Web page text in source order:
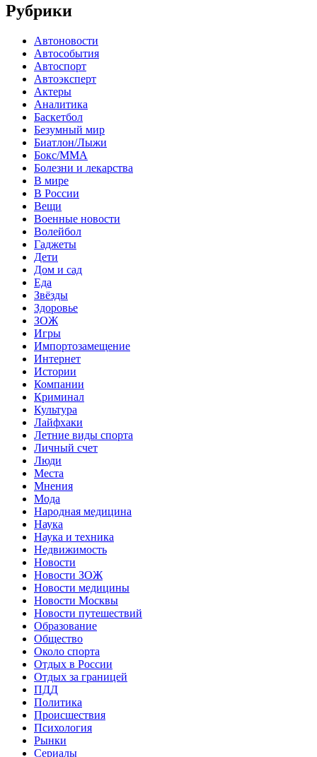
Рубрики
Автоновости
Автособытия
Автоспорт
Автоэксперт
Актеры
Аналитика
Баскетбол
Безумный мир
Биатлон/Лыжи
Бокс/MMA
Болезни и лекарства
В мире
В России
Вещи
Военные новости
Волейбол
Гаджеты
Дети
Дом и сад
Еда
Звёзды
Здоровье
ЗОЖ
Игры
Импортозамещение
Интернет
Истории
Компании
Криминал
Культура
Лайфхаки
Летние виды спорта
Личный счет
Люди
Места
Мнения
Мода
Народная медицина
Наука
Наука и техника
Недвижимость
Новости
Новости ЗОЖ
Новости медицины
Новости Москвы
Новости путешествий
Образование
Общество
Около спорта
Отдых в России
Отдых за границей
ПДД
Политика
Происшествия
Психология
Рынки
Сериалы